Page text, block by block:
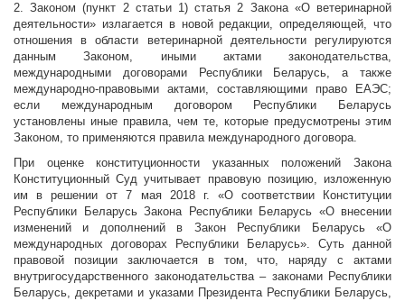
2. Законом (пункт 2 статьи 1) статья 2 Закона «О ветеринарной
деятельности» излагается в новой редакции, определяющей, что
отношения в области ветеринарной деятельности регулируются
данным Законом, иными актами законодательства,
международными договорами Республики Беларусь, а также
международно-правовыми актами, составляющими право ЕАЭС;
если международным договором Республики Беларусь
установлены иные правила, чем те, которые предусмотрены этим
Законом, то применяются правила международного договора.
При оценке конституционности указанных положений Закона
Конституционный Суд учитывает правовую позицию, изложенную
им в решении от 7 мая 2018 г. «О соответствии Конституции
Республики Беларусь Закона Республики Беларусь «О внесении
изменений и дополнений в Закон Республики Беларусь «О
международных договорах Республики Беларусь». Суть данной
правовой позиции заключается в том, что, наряду с актами
внутригосударственного законодательства – законами Республики
Беларусь, декретами и указами Президента Республики Беларусь,